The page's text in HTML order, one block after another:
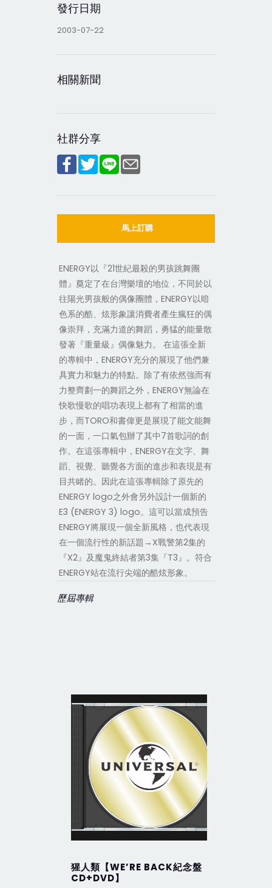
發行日期
2003-07-22
相關新聞
社群分享
馬上訂購
ENERGY以『21世紀最殺的男孩跳舞團
體』奠定了在台灣樂壇的地位，不同於以
往陽光男孩般的偶像團體，ENERGY以暗
色系的酷、炫形象讓消費者產生瘋狂的偶
像崇拜，充滿力道的舞蹈，勇猛的能量散
發著『重量級』偶像魅力。 在這張全新
的專輯中，ENERGY充分的展現了他們兼
具實力和魅力的特點。除了有依然強而有
力整齊劃一的舞蹈之外，ENERGY無論在
快歌慢歌的唱功表現上都有了相當的進
步，而TORO和書偉更是展現了能文能舞
的一面，一口氣包辦了其中7首歌詞的創
作。在這張專輯中，ENERGY在文字、舞
蹈、視覺、聽覺各方面的進步和表現是有
目共睹的。因此在這張專輯除了原先的
ENERGY logo之外會另外設計一個新的
E3 (ENERGY 3) logo。這可以當成預告
ENERGY將展現一個全新風格，也代表現
在一個流行性的新話題→X戰警第2集的
『X2』及魔鬼終結者第3集『T3』。符合
ENERGY站在流行尖端的酷炫形象。
歷屆專輯
猩人類【WE’RE BACK紀念盤
CD+DVD】